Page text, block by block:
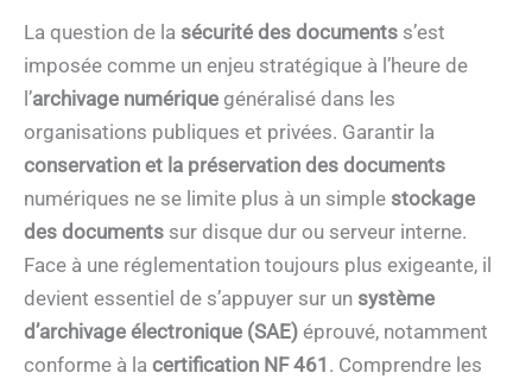
La question de la sécurité des documents s’est
imposée comme un enjeu stratégique à l’heure de
l’archivage numérique généralisé dans les
organisations publiques et privées. Garantir la
conservation et la préservation des documents
numériques ne se limite plus à un simple stockage
des documents sur disque dur ou serveur interne.
Face à une réglementation toujours plus exigeante, il
devient essentiel de s’appuyer sur un système
d’archivage électronique (SAE) éprouvé, notamment
conforme à la certification NF 461 . Comprendre les